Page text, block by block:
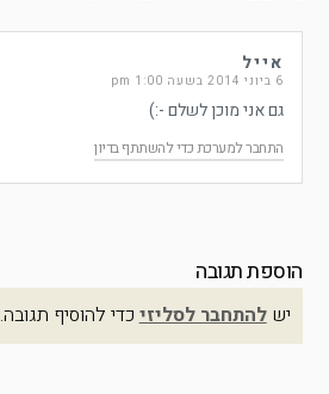
אייל
6 ביוני 2014 בשעה 1:00 pm
גם אני מוכן לשלם -:)
התחבר למערכת כדי להשתתף בדיון
הוספת תגובה
ישלהתחבר לסליזיכדי להוסיף תגובה.